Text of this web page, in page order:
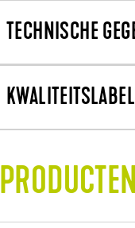
TECHNISCHE